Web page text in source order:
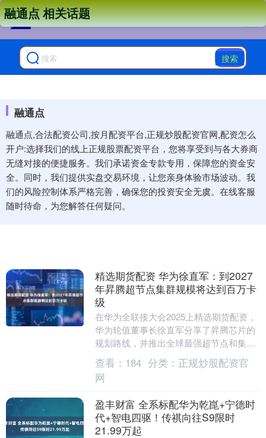
搜索
融通点
融通点,合法配资公司,按月配资平台,正规炒股配资官网,配资怎么
开户:选择我们的线上正规股票配资平台，您将享受到与各大券商
无缝对接的便捷服务。我们承诺资金专款专用，保障您的资金安
全。同时，我们提供实盘交易环境，让您亲身体验市场波动。我
们的风险控制体系严格完善，确保您的投资安全无虞。在线客服
随时待命，为您解答任何疑问。
融通点 相关话题
精选期货配资 华为徐直军：到2027
年昇腾超节点集群规模将达到百万卡
级
在华为全联接大会2025上精选期货配资，
华为轮值董事长徐直军分享了昇腾芯片的
规划路线，并推出全球最强超节点和集
群。 他透露，未来三年，直至2028年，华
为开发和....
查看： 184 分类： 正规炒股配资官
网
盈丰财富 全系标配华为乾崑+宁德时
代+智电四驱！传祺向往S9限时
21.99万起